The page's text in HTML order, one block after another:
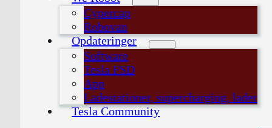
Cypercap
Robovan
Opdateringer
Software
Tesla FSD
App
Ladestationer, supercharging, lader
Tesla Community